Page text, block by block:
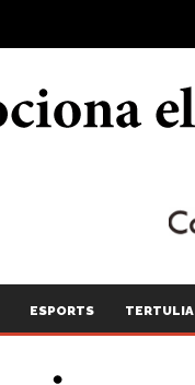
ESPORTS TERTULIA